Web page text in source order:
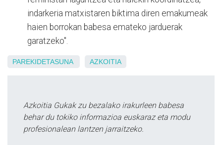
indarkeria matxistaren biktima diren emakumeak
haien borrokan babesa emateko jarduerak
garatzeko".
PAREKIDETASUNA AZKOITIA
Azkoitia Gukak zu bezalako irakurleen babesa
behar du tokiko informazioa euskaraz eta modu
profesionalean lantzen jarraitzeko.